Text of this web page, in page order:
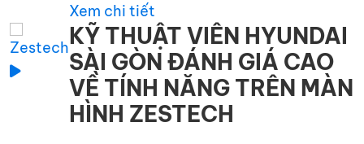
Xem chi tiết
KỸ THUẬT VIÊN HYUNDAI
SÀI GÒN ĐÁNH GIÁ CAO
VỀ TÍNH NĂNG TRÊN MÀN
HÌNH ZESTECH